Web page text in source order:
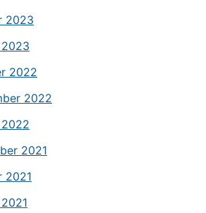
2023
2022
2022
2021
2021